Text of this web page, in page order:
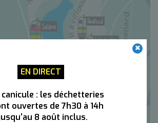
EN DIRECT
canicule : les déchetteries
ouvertes de 7h30 à 14h
8 août inclus.